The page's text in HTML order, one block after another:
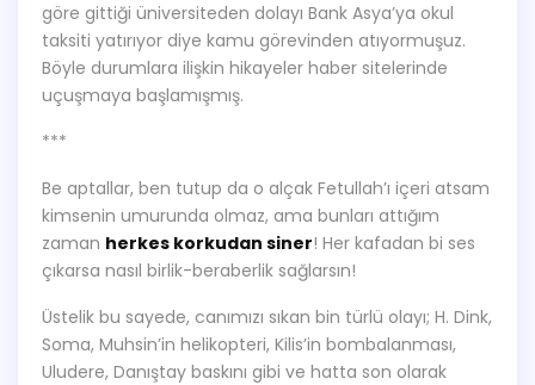
göre gittiği üniversiteden dolayı Bank Asya’ya okul
taksiti yatırıyor diye kamu görevinden atıyormuşuz.
Böyle durumlara ilişkin hikayeler haber sitelerinde
uçuşmaya başlamışmış.
***
Be aptallar, ben tutup da o alçak Fetullah’ı içeri atsam
kimsenin umurunda olmaz, ama bunları attığım
zaman herkes korkudan siner! Her kafadan bi ses
çıkarsa nasıl birlik-beraberlik sağlarsın!
Üstelik bu sayede, canımızı sıkan bin türlü olayı; H. Dink,
Soma, Muhsin’in helikopteri, Kilis’in bombalanması,
Uludere, Danıştay baskını gibi ve hatta son olarak